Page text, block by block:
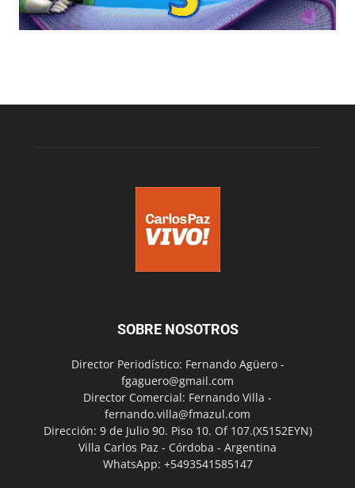
SOBRE NOSOTROS
Director Periodístico: Fernando Agüero -
fgaguero@gmail.com
Director Comercial: Fernando Villa -
fernando.villa@fmazul.com
Dirección: 9 de Julio 90. Piso 10. Of 107.(X5152EYN)
Villa Carlos Paz - Córdoba - Argentina
WhatsApp: +5493541585147